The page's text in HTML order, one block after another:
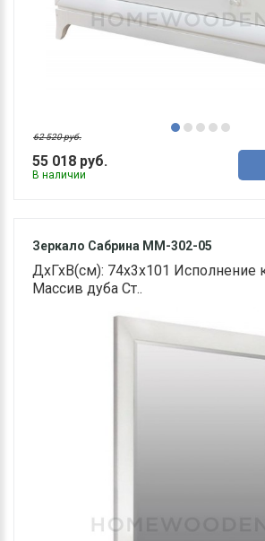
55 018 руб.
62 520 руб.
В наличии
Зеркало Сабрина ММ-302-05
ДхГхВ(см): 74х3х101 Исполнение
Массив дуба Ст..